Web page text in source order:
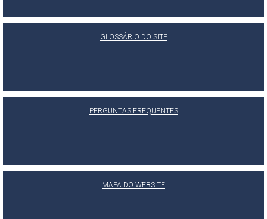
GLOSSÁRIO DO SITE
PERGUNTAS FREQUENTES
MAPA DO WEBSITE